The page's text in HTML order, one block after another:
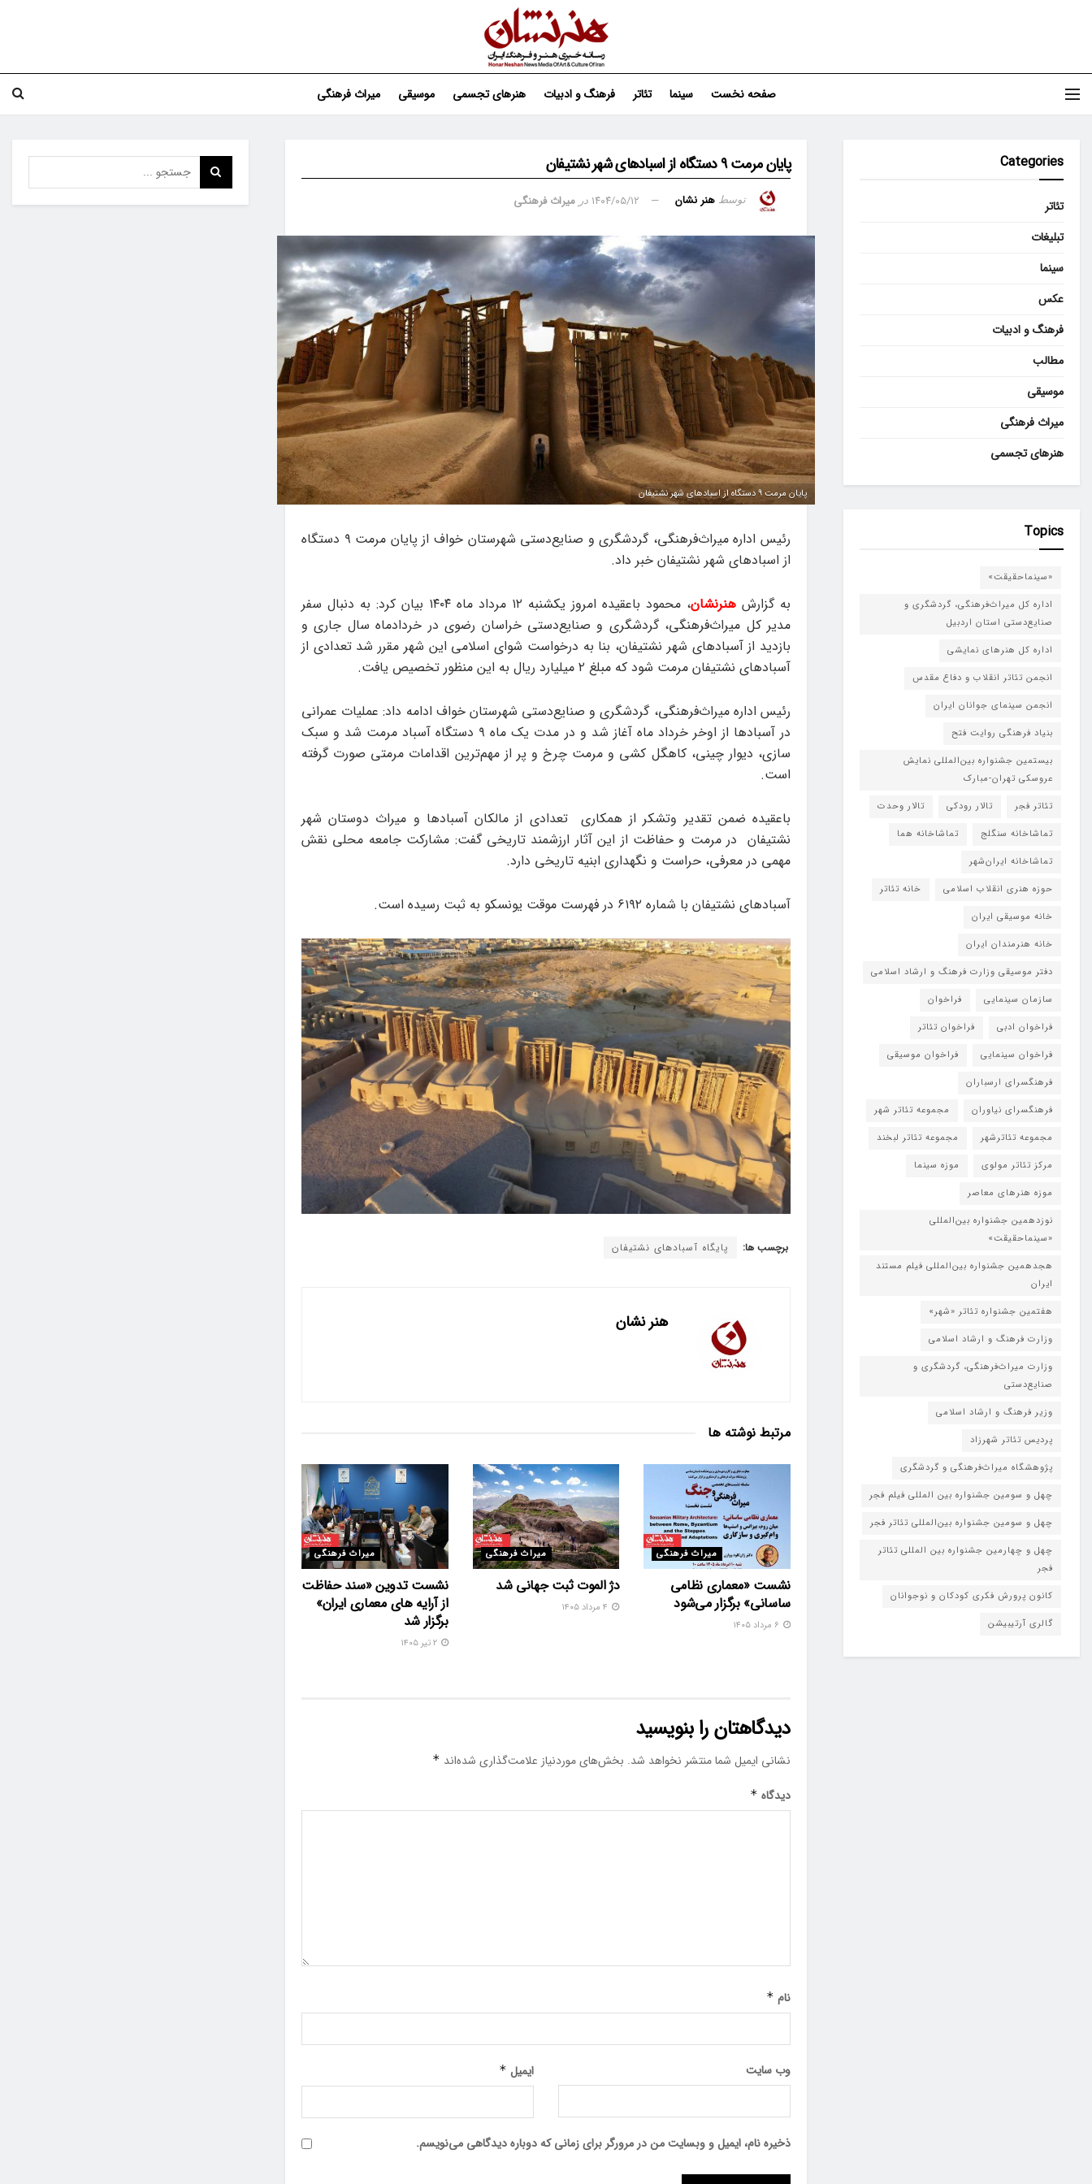
صفحه نخست سینما تئاتر فرهنگ و ادبیات هنرهای تجسمی موسیقی میراث فرهنگی
پایان مرمت ۹ دستگاه از اسبادهای شهر نشتیفان
توسط هنر نشان ۱۴۰۴/۰۵/۱۲ در میراث فرهنگی
پایان مرمت ۹ دستگاه از اسبادهای شهر نشتیفان
رئیس اداره میراث‌فرهنگی، گردشگری و صنایع‌دستی شهرستان خواف از پایان مرمت ۹ دستگاه
از اسبادهای شهر نشتیفان خبر داد.
به گزارش هنرنشان
، محمود باعقیده امروز یکشنبه ۱۲ مرداد ماه ۱۴۰۴ بیان کرد: به دنبال سفر
مدیر کل میراث‌فرهنگی، گردشگری و صنایع‌دستی خراسان رضوی در خردادماه سال جاری و
بازدید از آسبادهای شهر نشتیفان، بنا به درخواست شوای اسلامی این شهر مقرر شد تعدادی از
آسبادهای نشتیفان مرمت شود که مبلغ ۲ میلیارد ریال به این منظور تخصیص یافت.
رئیس اداره میراث‌فرهنگی، گردشگری و صنایع‌دستی شهرستان خواف ادامه داد: عملیات عمرانی
در آسبادها از اوخر خرداد ماه آغاز شد و در مدت یک ماه ۹ دستگاه آسباد مرمت شد و سبک
سازی، دیوار چینی، کاهگل کشی و مرمت چرخ و پر از مهم‌ترین اقدامات مرمتی صورت گرفته
است.
باعقیده ضمن تقدیر وتشکر از همکاری تعدادی از مالکان آسبادها و میراث دوستان شهر
نشتیفان در مرمت و حفاظت از این آثار ارزشمند تاریخی گفت: مشارکت جامعه محلی نقش
مهمی در معرفی، حراست و نگهداری ابنیه تاریخی دارد.
آسبادهای نشتیفان با شماره ۶۱۹۲ در فهرست موقت یونسکو به ثبت رسیده است.
برچسب ها: پایگاه آسبادهای نشتیفان
هنر نشان
مرتبط نوشته ها
میراث فرهنگی
نشست «معماری نظامی
ساسانی» برگزار می‌شود
میراث فرهنگی
دژ الموت ثبت جهانی شد
میراث فرهنگی
نشست تدوین «سند حفاظت
از آرایه های معماری ایران»
برگزار شد
۲ تیر ۱۴۰۵
دیدگاهتان را بنویسید
نشانی ایمیل شما منتشر نخواهد شد. بخش‌های موردنیاز علامت‌گذاری شده‌اند *
دیدگاه *
نام *
ایمیل * وب‌ سایت
ذخیره نام، ایمیل و وبسایت من در مرورگر برای زمانی که دوباره دیدگاهی می‌نویسم.
Categories
تئاتر
تبلیغات
سینما
عکس
فرهنگ و ادبیات
مطالب
موسیقی
میراث فرهنگی
هنرهای تجسمی
Topics
«سینماحقیقت»
اداره کل میراث‌فرهنگی، گردشگری و
صنایع‌دستی استان اردبیل
اداره کل هنرهای نمایشی
انجمن تئاتر انقلاب و دفاع مقدس
انجمن سینمای جوانان ایران
بنیاد فرهنگی روایت فتح
بیستمین جشنواره بین‌المللی نمایش
عروسکی تهران-مبارک
تئاتر فجر
تالار رودکی
تالار وحدت
تماشاخانه سنگلج
تماشاخانه هما
تماشاخانه‌ ایران‌شهر
حوزه هنری انقلاب اسلامی
خانه تئاتر
خانه موسیقی ایران
خانه هنرمندان ایران
دفتر موسیقی وزارت فرهنگ و ارشاد اسلامی
سازمان سینمایی
فراخوان
فراخوان ادبی
فراخوان تئاتر
فراخوان سینمایی
فراخوان موسیقی
فرهنگسرای ارسباران
فرهنگسرای نیاوران
مجموعه تئاتر شهر
مجموعه تئاترشهر
مجموعه تئاتر لبخند
مرکز تئاتر مولوی
موزه سینما
موزه هنرهای معاصر
نوزدهمین جشنواره بین‌المللی
«سینماحقیقت»
هجدهمین جشنواره بین‌المللی فیلم مستند
ایران
هفتمین جشنواره تئاتر «شهر»
وزارت فرهنگ و ارشاد اسلامی
وزارت میراث‌فرهنگی، گردشگری و
صنایع‌دستی
وزیر فرهنگ و ارشاد اسلامی
پردیس تئاتر شهرزاد
پژوهشگاه میراث‌فرهنگی و گردشگری
چهل و سومین جشنواره بین المللی فیلم فجر
چهل و سومین جشنواره بین‌المللی تئاتر فجر
چهل و چهارمین جشنواره بین المللی تئاتر
فجر
کانون پرورش فکری کودکان و نوجوانان
گالری آرتیبیشن